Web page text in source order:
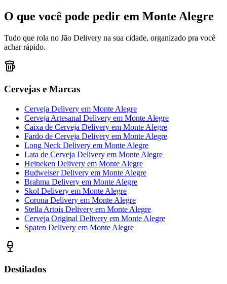
O que você pode pedir em Monte Alegre
Tudo que rola no Jão Delivery na sua cidade, organizado pra você
achar rápido.
Cervejas e Marcas
Cerveja Delivery em Monte Alegre
Cerveja Artesanal Delivery em Monte Alegre
Caixa de Cerveja Delivery em Monte Alegre
Fardo de Cerveja Delivery em Monte Alegre
Long Neck Delivery em Monte Alegre
Lata de Cerveja Delivery em Monte Alegre
Heineken Delivery em Monte Alegre
Budweiser Delivery em Monte Alegre
Brahma Delivery em Monte Alegre
Skol Delivery em Monte Alegre
Corona Delivery em Monte Alegre
Stella Artois Delivery em Monte Alegre
Cerveja Original Delivery em Monte Alegre
Spaten Delivery em Monte Alegre
Destilados